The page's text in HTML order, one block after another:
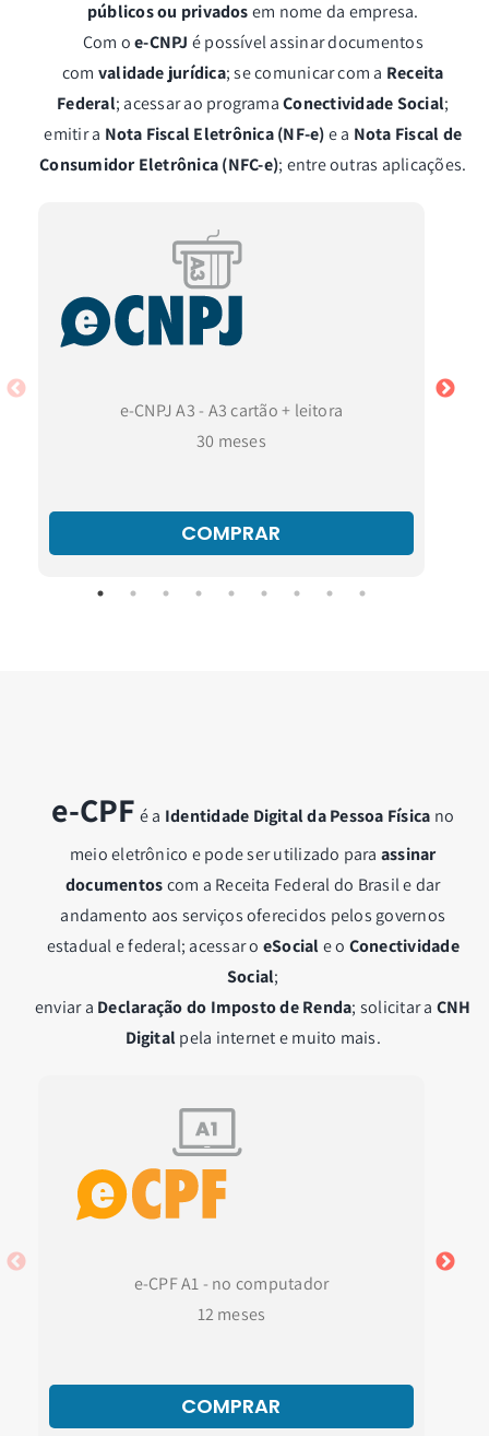
públicos ou privadosem nome da empresa.
Com oe-CNPJ é possível assinar documentos
com validade jurídica; se comunicar com a Receita
Federal; acessar ao programaConectividade Social;
emitir a Nota Fiscal Eletrônica (NF-e)e a Nota Fiscal de
Consumidor Eletrônica (NFC-e); entre outras aplicações.
e-CNPJ A3 - A3 cartão + leitora
30 meses
COMPRAR
e-CPF é a Identidade Digital da Pessoa Física no
meio eletrônico e pode ser utilizado para assinar
documentoscom a Receita Federal do Brasil e dar
andamento aos serviços oferecidos pelos governos
estadual e federal; acessar o eSociale o Conectividade
Social;
enviar a Declaração do Imposto de Renda; solicitar a CNH
Digitalpela internet e muito mais.
e-CPF A1 - no computador
12 meses
COMPRAR